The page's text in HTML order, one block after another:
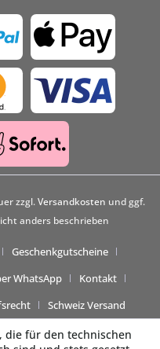
zzgl.Versandkosten und ggf.
anders beschrieben
Geschenkgutscheine
WhatsApp
Kontakt
Schweiz Versand
die für den technischen